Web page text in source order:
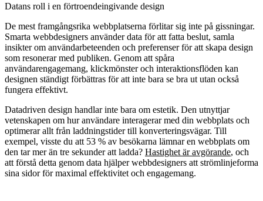
Datans roll i en förtroendeingivande design
De mest framgångsrika webbplatserna förlitar sig inte på gissningar.
Smarta webbdesigners använder data för att fatta beslut, samla
insikter om användarbeteenden och preferenser för att skapa design
som resonerar med publiken. Genom att spåra
användarengagemang, klickmönster och interaktionsflöden kan
designen ständigt förbättras för att inte bara se bra ut utan också
fungera effektivt.
Datadriven design handlar inte bara om estetik. Den utnyttjar
vetenskapen om hur användare interagerar med din webbplats och
optimerar allt från laddningstider till konverteringsvägar. Till
exempel, visste du att 53 % av besökarna lämnar en webbplats om
den tar mer än tre sekunder att ladda? Hastighet är avgörande, och
att förstå detta genom data hjälper webbdesigners att strömlinjeforma
sina sidor för maximal effektivitet och engagemang.